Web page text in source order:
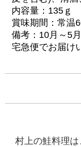
内容量：135ｇ
賞味期間：常温
備考：10月～5
宅急便でお届け
村上の鮭料理